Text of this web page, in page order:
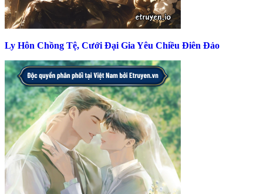
Ly Hôn Chồng Tệ, Cưới Đại Gia Yêu Chiều Điên Đảo